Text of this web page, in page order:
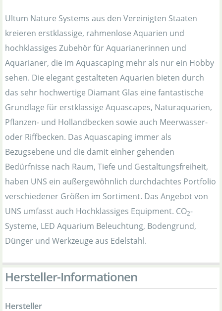
Ultum Nature Systems aus den Vereinigten Staaten
kreieren erstklassige, rahmenlose Aquarien und
hochklassiges Zubehör für Aquarianerinnen und
Aquarianer, die im Aquascaping mehr als nur ein Hobby
sehen. Die elegant gestalteten Aquarien bieten durch
das sehr hochwertige Diamant Glas eine fantastische
Grundlage für erstklassige Aquascapes, Naturaquarien,
Pflanzen- und Hollandbecken sowie auch Meerwasser-
oder Riffbecken. Das Aquascaping immer als
Bezugsebene und die damit einher gehenden
Bedürfnisse nach Raum, Tiefe und Gestaltungsfreiheit,
haben UNS ein außergewöhnlich durchdachtes Portfolio
verschiedener Größen im Sortiment. Das Angebot von
UNS umfasst auch Hochklassiges Equipment. CO2-
Systeme, LED Aquarium Beleuchtung, Bodengrund,
Dünger und Werkzeuge aus Edelstahl.
Hersteller-Informationen
Hersteller